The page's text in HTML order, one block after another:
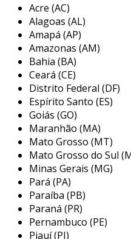
através de processos
específicas, utilização de
ou sistemas de projeção
métodos variam conforme
resistência e as
promovendo uma melhoria
útil dos componentes
críticas.
principais aplicações
revestimento
os revestimentos
utilizados em diversas
proporcionando soluções
problemas de desgaste e
principais setores que se
Acre (AC)
Alagoas (AL)
Amapá (AP)
Amazonas (AM)
Bahia (BA)
Ceará (CE)
Distrito Federal (DF)
Espírito Santo (ES)
Goiás (GO)
Maranhão (MA)
Mato Grosso (MT)
Mato Grosso do Sul
Minas Gerais (MG)
Pará (PA)
Paraíba (PB)
Paraná (PR)
Pernambuco (PE)
Piauí (PI)